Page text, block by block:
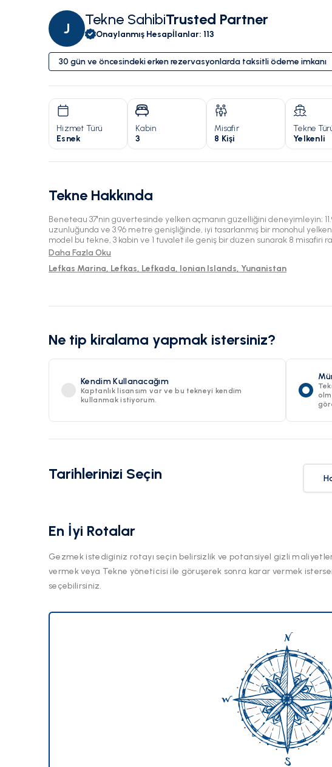
J
Tekne SahibiTrusted Partner
Onaylanmış Hesapİlanlar: 113
30 gün ve öncesindeki erken rezervasyonlarda taksitli ödeme imkanı
Hizmet Türü
Esnek
Kabin
3
Misafir
8 Kişi
Tekne
Yelkenli
Tekne Hakkında
Beneteau 37'nin güvertesinde yelken açmanın güzelliğini deneyimleyin;
uzunluğunda ve 3.96 metre genişliğinde, iyi tasarlanmış bir monohul
model bu tekne, 3 kabin ve 1 tuvalet ile geniş bir düzen sunarak 8 misafiri
ağırlayabiliyor. Lefkada'nın muhteşem sularında bulunan bu gemi, hem
sunuyor.
Daha Fazla Oku
Lefkas Marina, Lefkas, Lefkada, Ionian Islands, Yunanistan
Ne tip kiralama yapmak istersiniz?
Kendim Kullanacağım
Kaptanlık lisansım var ve bu tekneyi kendim
kullanmak istiyorum.
Tarihlerinizi Seçin
En İyi Rotalar
Gezmek istediginiz rotayı seçin belirsizlik ve potansiyel gizli
vermek veya Tekne yöneticisi ile göruşerek sonra karar vermek
seçebilirsiniz.